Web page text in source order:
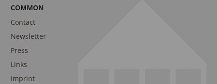
COMMON
Contact
Newsletter
Press
Links
Imprint